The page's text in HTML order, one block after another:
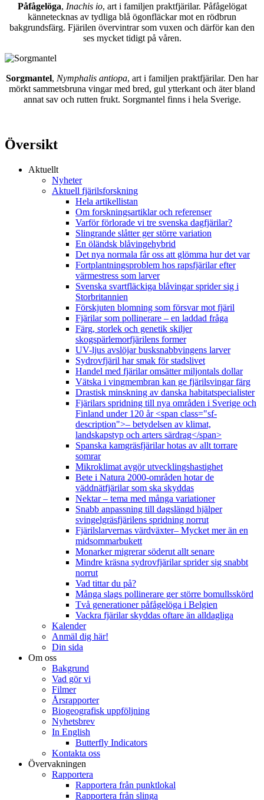
Påfågelöga, Inachis io, art i familjen praktfjärilar. Påfågelögat
kännetecknas av tydliga blå ögonfläckar mot en rödbrun
bakgrundsfärg. Fjärilen övervintrar som vuxen och därför kan den
ses mycket tidigt på våren.
Sorgmantel, Nymphalis antiopa, art i familjen praktfjärilar. Den har
mörkt sammetsbruna vingar med bred, gul ytterkant och äter bland
annat sav och rutten frukt. Sorgmantel finns i hela Sverige.
Översikt
Aktuellt
Nyheter
Aktuell fjärilsforskning
Hela artikellistan
Om forskningsartiklar och referenser
Varför förlorade vi tre svenska dagfjärilar?
Slingrande slåtter ger större variation
En öländsk blåvingehybrid
Det nya normala får oss att glömma hur det var
Fortplantningsproblem hos rapsfjärilar efter
värmestress som larver
Svenska svartfläckiga blåvingar sprider sig i
Storbritannien
Förskjuten blomning som försvar mot fjäril
Fjärilar som pollinerare – en laddad fråga
Färg, storlek och genetik skiljer
skogspärlemorfjärilens former
UV-ljus avslöjar busksnabbvingens larver
Sydrovfjäril har smak för stadslivet
Handel med fjärilar omsätter miljontals dollar
Vätska i vingmembran kan ge fjärilsvingar färg
Drastisk minskning av danska habitatspecialister
Fjärilars spridning till nya områden i Sverige och
Finland under 120 år <span class="sf-
description">– betydelsen av klimat,
landskapstyp och arters särdrag</span>
Spanska kamgräsfjärilar hotas av allt torrare
somrar
Mikroklimat avgör utvecklingshastighet
Bete i Natura 2000-områden hotar de
väddnätfjärilar som ska skyddas
Nektar – tema med många variationer
Snabb anpassning till dagslängd hjälper
svingelgräsfjärilens spridning norrut
Fjärilslarvernas värdväxter– Mycket mer än en
midsommarbukett
Monarker migrerar söderut allt senare
Mindre kräsna sydrovfjärilar sprider sig snabbt
norrut
Vad tittar du på?
Många slags pollinerare ger större bomullsskörd
Två generationer påfågelöga i Belgien
Vackra fjärilar skyddas oftare än alldagliga
Kalender
Anmäl dig här!
Din sida
Om oss
Bakgrund
Vad gör vi
Filmer
Årsrapporter
Biogeografisk uppföljning
Nyhetsbrev
In English
Butterfly Indicators
Kontakta oss
Övervakningen
Rapportera
Rapportera från punktlokal
Rapportera från slinga